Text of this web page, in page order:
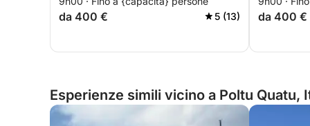
giornata intera alla scoperta delle
magiche insenature del Nord-Est
da 400 € 5 (13)
giornata
magiche
da 400 €
Esperienze simili vicino a Poltu Quatu,